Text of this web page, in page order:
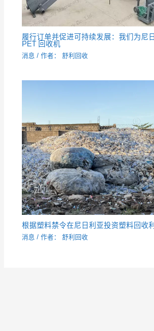
履行订单并促进可持续发展：我们为尼
PET 回收机
消息 / 作者： 舒利回收
根据塑料禁令在尼日利亚投资塑料回收
消息 / 作者： 舒利回收